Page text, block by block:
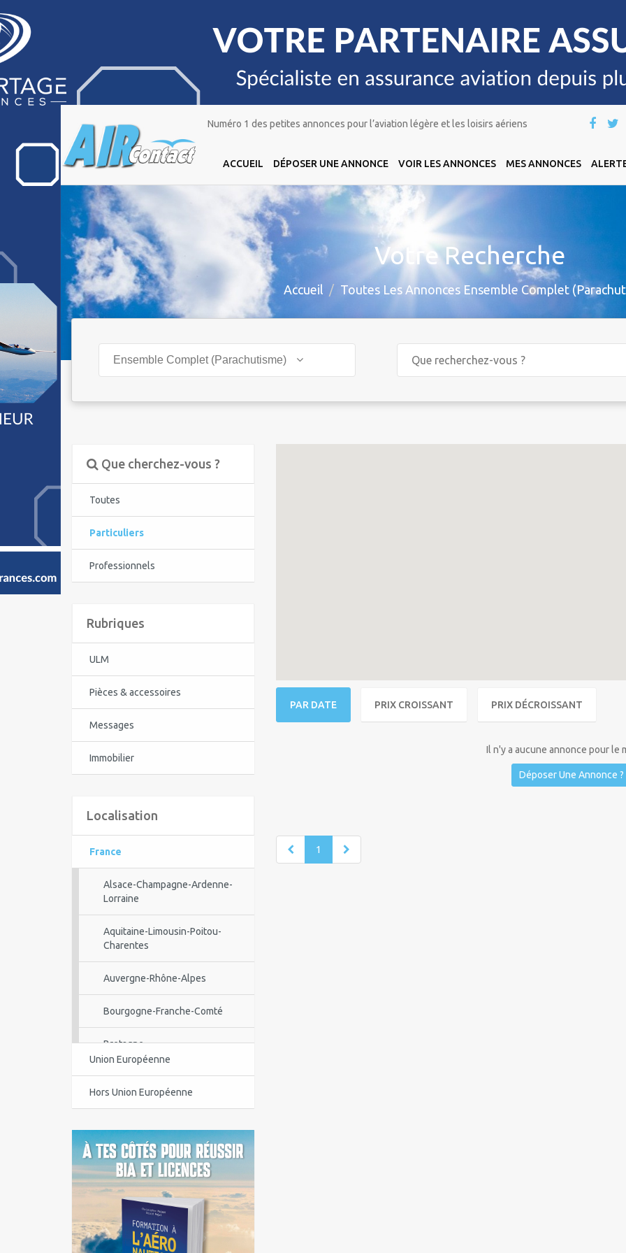
Numéro 1 des petites annonces pour l’aviation légère et les loisirs aériens
ACCUEIL DÉPOSER UNE ANNONCE VOIR LES ANNONCES MES ANNONCES
Votre Recherche
Accueil Toutes Les Annonces Ensemble Complet
Ensemble Complet (Parachutisme)
Que cherchez-vous ?
Toutes
Particuliers
Professionnels
Rubriques
ULM
Pièces & accessoires
Messages
Immobilier
Localisation
France
Alsace-Champagne-Ardenne-
Lorraine
Aquitaine-Limousin-Poitou-
Charentes
Auvergne-Rhône-Alpes
Bourgogne-Franche-Comté
Bretagne
Centre-Val de Loire
Corse
Guadeloupe
Guyane
Île-de-France
La Réunion
Union Européenne
Hors Union Européenne
PAR DATE PRIX CROISSANT PRIX DÉCROISSANT
Il n'y a aucune annonce pour le
Déposer Une Annonce ?
1